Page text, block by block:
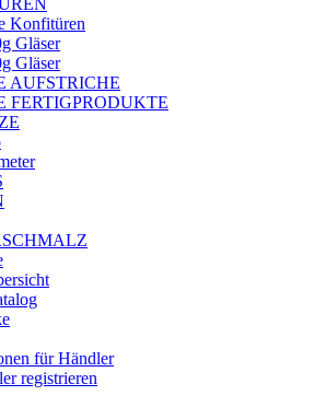
Konfitüren
Gläser
Gläser
AUFSTRICHE
FERTIGPRODUKTE
für Händler
registrieren